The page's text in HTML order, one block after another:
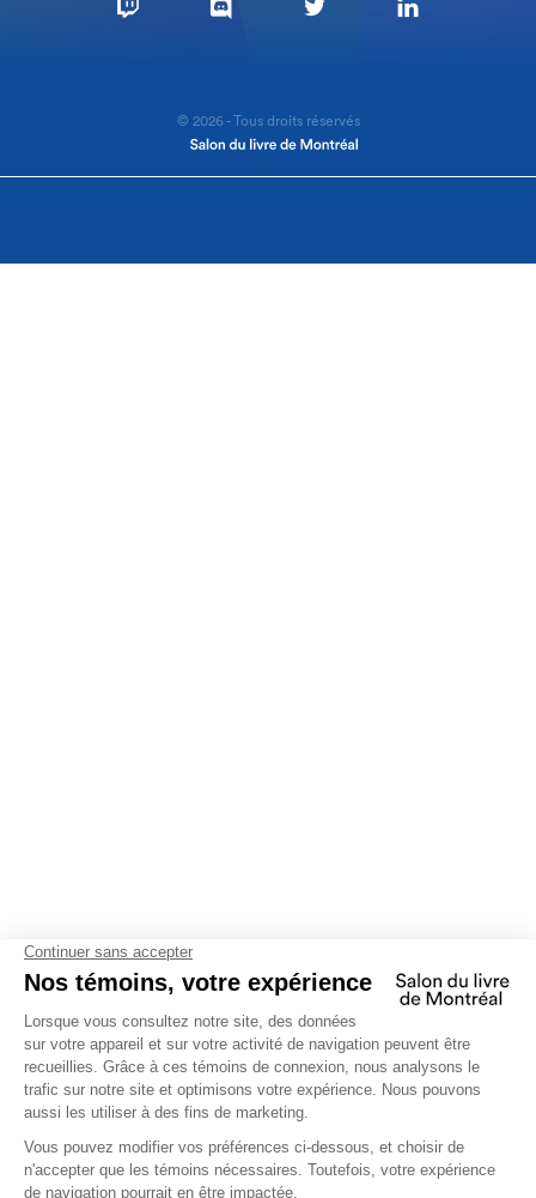
© 2026 - Tous droits réservés